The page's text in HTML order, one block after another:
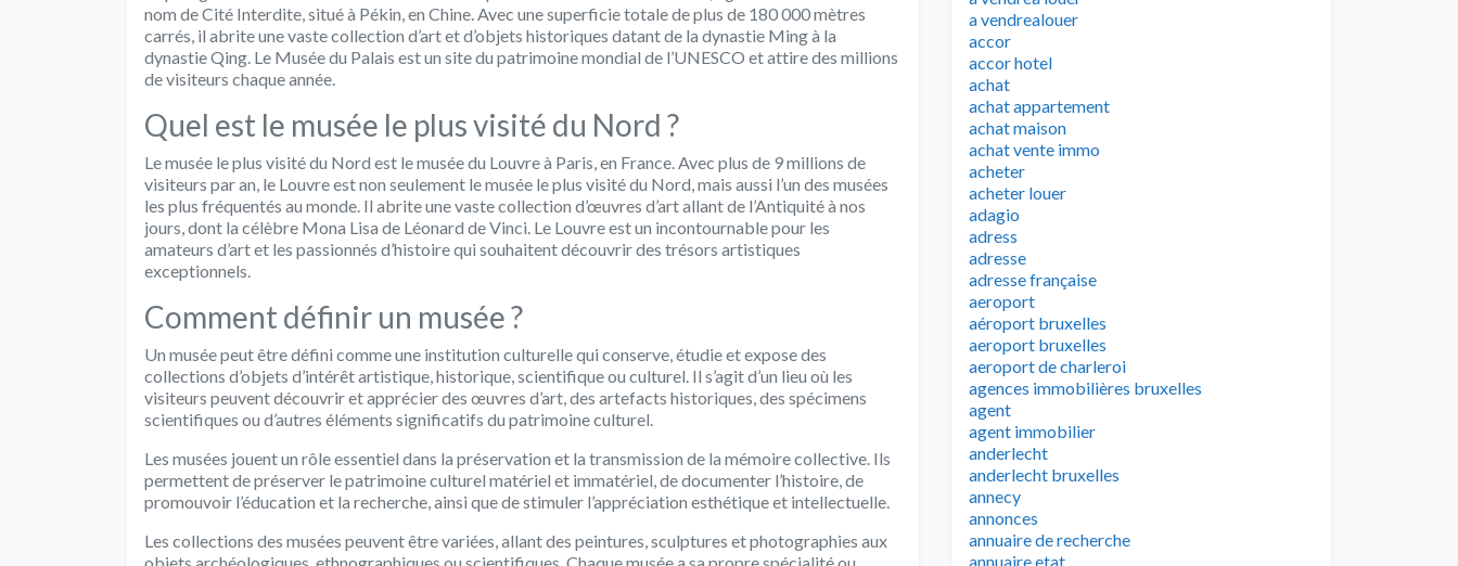
nom de Cité Interdite, situé à Pékin, en Chine. Avec une superficie totale de plus de 180 000 mètres
carrés, il abrite une vaste collection d’art et d’objets historiques datant de la dynastie Ming à la
dynastie Qing. Le Musée du Palais est un site du patrimoine mondial de l’UNESCO et attire des millions
de visiteurs chaque année.
Quel est le musée le plus visité du Nord ?
Le musée le plus visité du Nord est le musée du Louvre à Paris, en France. Avec plus de 9 millions de
visiteurs par an, le Louvre est non seulement le musée le plus visité du Nord, mais aussi l’un des musées
les plus fréquentés au monde. Il abrite une vaste collection d’œuvres d’art allant de l’Antiquité à nos
jours, dont la célèbre Mona Lisa de Léonard de Vinci. Le Louvre est un incontournable pour les
amateurs d’art et les passionnés d’histoire qui souhaitent découvrir des trésors artistiques
exceptionnels.
Comment définir un musée ?
Un musée peut être défini comme une institution culturelle qui conserve, étudie et expose des
collections d’objets d’intérêt artistique, historique, scientifique ou culturel. Il s’agit d’un lieu où les
visiteurs peuvent découvrir et apprécier des œuvres d’art, des artefacts historiques, des spécimens
scientifiques ou d’autres éléments significatifs du patrimoine culturel.
Les musées jouent un rôle essentiel dans la préservation et la transmission de la mémoire collective. Ils
permettent de préserver le patrimoine culturel matériel et immatériel, de documenter l’histoire, de
promouvoir l’éducation et la recherche, ainsi que de stimuler l’appréciation esthétique et intellectuelle.
Les collections des musées peuvent être variées, allant des peintures, sculptures et photographies aux
a vendrealouer
accor
accor hotel
achat
achat appartement
achat maison
achat vente immo
acheter
acheter louer
adagio
adress
adresse
adresse française
aeroport
aéroport bruxelles
aeroport bruxelles
aeroport de charleroi
agences immobilières bruxelles
agent
agent immobilier
anderlecht
anderlecht bruxelles
annecy
annonces
annuaire de recherche
annuaire etat